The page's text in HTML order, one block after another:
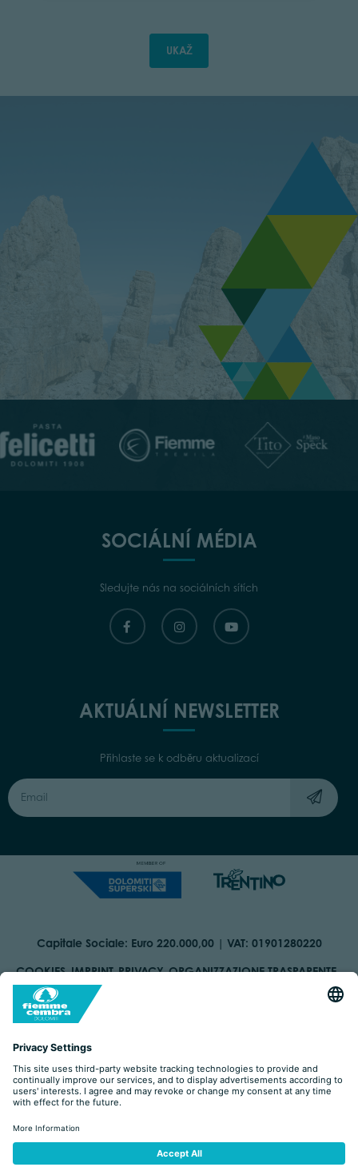
UKAŽ
SOCIÁLNÍ MÉDIA
Sledujte nás na sociálních sítích
AKTUÁLNÍ NEWSLETTER
Přihlaste se k odběru aktualizací
Capitale Sociale: Euro 220.000,00 | VAT: 01901280220
COOKIES IMPRINT PRIVACY ORGANIZZAZIONE TRASPARENTE